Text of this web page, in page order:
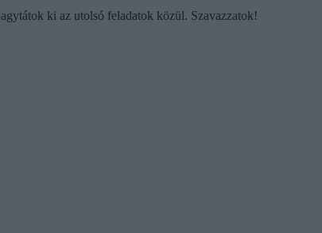
ki az utolsó feladatok közül. Szavazzatok!